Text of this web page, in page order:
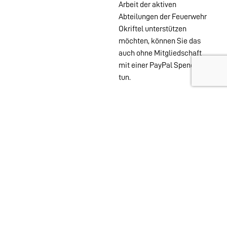
Arbeit der aktiven
Abteilungen der Feuerwehr
Okriftel unterstützen
möchten, können Sie das
auch ohne Mitgliedschaft
mit einer PayPal Spende
tun.